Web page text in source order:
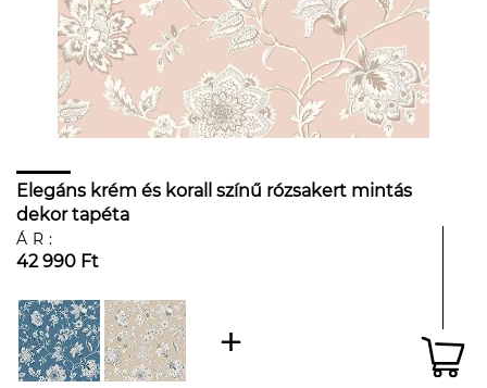
Elegáns krém és korall színű rózsakert mintás
dekor tapéta
ÁR:
42 990 Ft